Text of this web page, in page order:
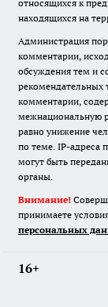
относящихся к
находящихся на
Администрация
комментарии,
обсуждения тем и
рекомендательных
комментарии,
межнациональную
равно унижение
по теме. IP-адреса
могут быть
органы.
Внимание!
принимаете
персональных
16+